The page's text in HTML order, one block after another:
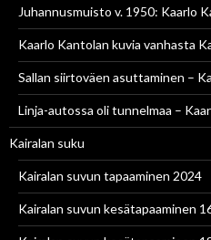
Juhannusmuisto v. 1950: Kaarlo
Kaarlo Kantolan kuvia vanhasta
Sallan siirtoväen asuttaminen –
Linja-autossa oli tunnelmaa –
Kairalan suku
Kairalan suvun tapaaminen 2024
Kairalan suvun kesätapaaminen